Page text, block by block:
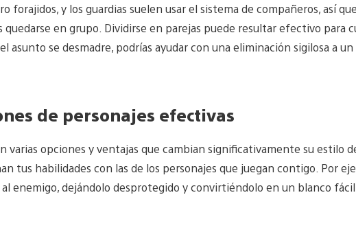
forajidos, y los guardias suelen usar el sistema de compañeros, así
quedarse en grupo. Dividirse en parejas puede resultar efectivo para
asunto se desmadre, podrías ayudar con una eliminación sigilosa a un
de personajes efectivas
varias opciones y ventajas que cambian significativamente su estilo
tus habilidades con las de los personajes que juegan contigo. Por
enemigo, dejándolo desprotegido y convirtiéndolo en un blanco